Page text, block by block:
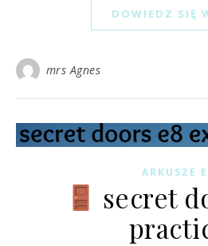
DOWIEDZ SIĘ
mrs Agnes
ARKUSZE
secret